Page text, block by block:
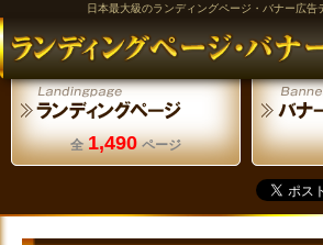
日本最大級のランディングページ・バナー広告
全 1,490 ページ